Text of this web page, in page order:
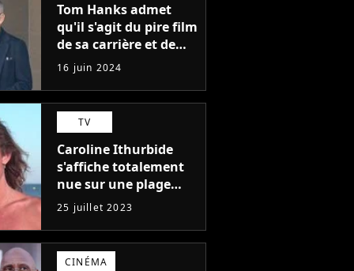
Tom Hanks admet
qu'il s'agit du pire film
de sa carrière et de
l'un des pires de
l'histoire du cinéma :
"L'un des films les
plus médiocres jamais
réalisés"
16 juin 2024
TV
Caroline Ithurbide
s'affiche totalement
nue sur une plage
naturiste : "je ne
pensais pas que
j'arriverais à le
faire..."
25 juillet 2023
CINÉMA